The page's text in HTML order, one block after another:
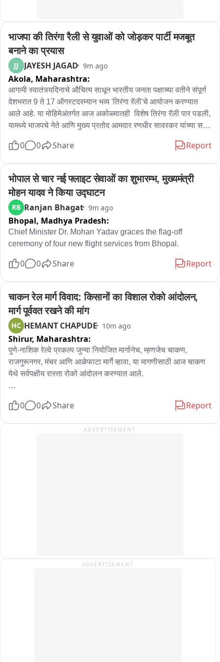
भाजपा की तिरंगा रैली से युवाओं को जोड़कर पार्टी मजबूत
बनाने का प्रयास
JJ JAYESH JAGAD 9m ago
Akola, Maharashtra:
आगामी स्वातंत्र्यदिनाचे औचित्य साधून भारतीय जनता पक्षाच्या वतीने संपूर्ण
देशभरात 9 ते 17 ऑगस्टदरम्यान भव्य 'तिरंगा रॅली'चे आयोजन करण्यात
आले आहे. या मोहिमेअंतर्गत आज अकोळ्यातही  विशेष तिरंगा रॅली पार पडली,
यामध्ये भाजपचे नेते आणि मुख्य प्रतोद आमदार रणधीर सावरकर यांच्या सह
होते..यावेळी सर्वांनी हातात तिरंगा घेऊन सहभागी झाले होते. या रॅलीत शेकडो
मोठे नियोजन केले.. अकोला शहरातील प्रत्येक मुख्य मार्गावरून दुचाकीवर
अनेकांनी या रॅलीत सहभाग घेतला.. या रॅलीच्या समारोप वेळी अनेकांचा
सत्कार यावेळी करण्यात आला..गेल्या काही दिवसांत नीट  परीक्षांचा गोंधळ
आणि शैक्षणिक मुद्द्यांवरून केंद्रीय शिक्षण मंत्री धर्मेंद्र प्रधान यांच्या
राजीनाम्याची मागणी करत देशभरातील तरुणाईने मोठे आंदोलन उभारले होते.
या पार्श्वभूमीवर, तरुणांमधील असंतोष दूर करून त्यांना पुन्हा पक्षाकडे
आकर्षित करण्यासाठी भाजपने या 'तिरंगा रॅली'चे आयोजन प्रत्येक जिल्ह्यात
उत्साह आणि देशभक्तीच्या भावनेच्या माध्यमातून तरुण वर्गाला एकत्र आणत,
0 0 Share Report
भोपाल से चार नई फ्लाइट सेवाओं का शुभारम्भ, मुख्यमंत्री
मोहन यादव ने किया उद्घाटन
RB Ranjan Bhagat 9m ago
Bhopal, Madhya Pradesh:
Chief Minister Dr. Mohan Yadav graces the flag-off
ceremony of four new flight services from Bhopal.
0 0 Share Report
चाकन रेल मार्ग विवाद: किसानों का विशाल रोको आंदोलन,
मार्ग पूर्ववत रखने की मांग
HC HEMANT CHAPUDE 10m ago
Shirur, Maharashtra:
पुणे-नाशिक रेल्वे प्रकल्प जुन्या नियोजित मार्गानेच, म्हणजेच चाकण,
राजगुरूनगर, मंचर आणि आळेफाटा मार्गे व्हावा, या मागणीसाठी आज चाकण
येथे सर्वपक्षीय रास्ता रोको आंदोलन करण्यात आले.
आणि शिर्डी मार्गे नेण्याचा प्रयत्न सुरू असल्याचा आरोप आंदोलकांनी केला
संगमनेर भागातील शेतकरी, कामगार आणि विद्यार्थ्यांचा पुण्यापर्यंतचा प्रवास
0 0 Share Report
ADVERTISEMENT
ADVERTISEMENT